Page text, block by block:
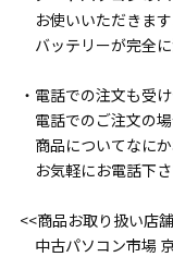
お使いいただきます
バッテリーが完全に
・電話での注文も受
電話でのご注文の場
商品についてなに
お気軽にお電話下さ
<<商品お取り扱い店
中古パソコン市場